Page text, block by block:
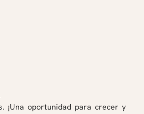
¡Una oportunidad para crecer y